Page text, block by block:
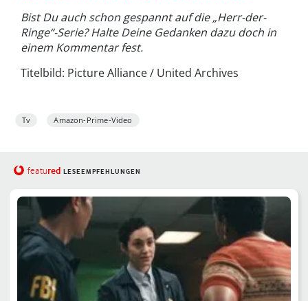
Bist Du auch schon gespannt auf die „Herr-der-
Ringe“-Serie? Halte Deine Gedanken dazu doch in
einem Kommentar fest.
Titelbild: Picture Alliance / United Archives
Tv Amazon-Prime-Video
featured LESEEMPFEHLUNGEN